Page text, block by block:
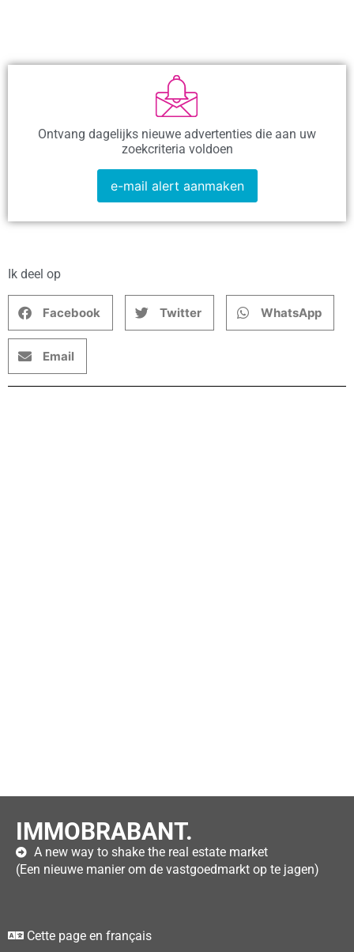
Ontvang dagelijks nieuwe advertenties die aan uw
zoekcriteria voldoen
e-mail alert aanmaken
Ik deel op
Facebook Twitter WhatsApp
Email
IMMOBRABANT.
A new way to shake the real estate market
(Een nieuwe manier om de vastgoedmarkt op te jagen)
Cette page en français